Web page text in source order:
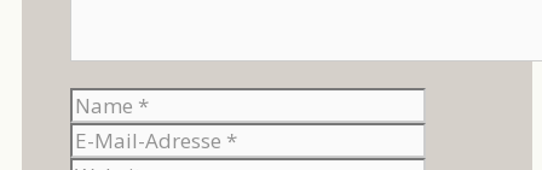
Name
Mail-
Adresse